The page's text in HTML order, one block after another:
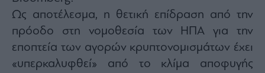
Ως αποτέλεσμα, η θετική επίδραση από την
πρόοδο στη νομοθεσία των ΗΠΑ για την
εποπτεία των αγορών κρυπτονομισμάτων έχει
«υπερκαλυφθεί» από το κλίμα αποφυγής